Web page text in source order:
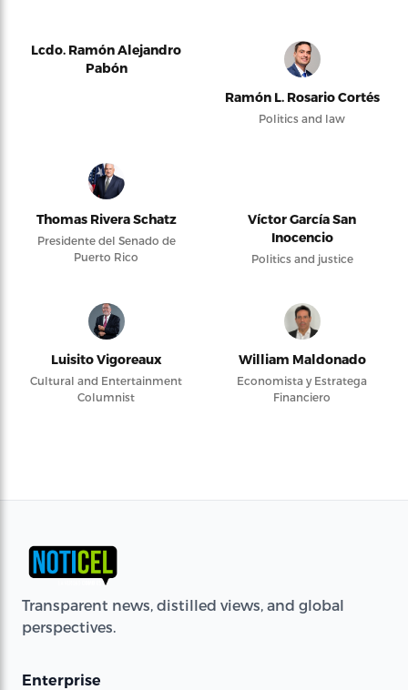
Lcdo. Ramón Alejandro
Pabón
Ramón L. Rosario Cortés
Politics and law
Thomas Rivera Schatz
Presidente del Senado de
Puerto Rico
Víctor García San
Inocencio
Politics and justice
Luisito Vigoreaux
Cultural and Entertainment
Columnist
William Maldonado
Economista y Estratega
Financiero
Transparent news, distilled views, and global
perspectives.
Enterprise